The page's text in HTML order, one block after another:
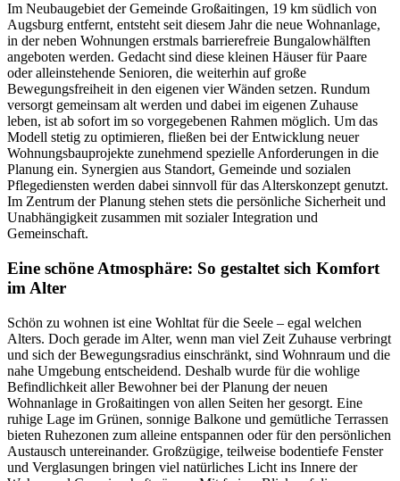
Im Neubaugebiet der Gemeinde Großaitingen, 19 km südlich von
Augsburg entfernt, entsteht seit diesem Jahr die neue Wohnanlage,
in der neben Wohnungen erstmals barrierefreie Bungalowhälften
angeboten werden. Gedacht sind diese kleinen Häuser für Paare
oder alleinstehende Senioren, die weiterhin auf große
Bewegungsfreiheit in den eigenen vier Wänden setzen. Rundum
versorgt gemeinsam alt werden und dabei im eigenen Zuhause
leben, ist ab sofort im so vorgegebenen Rahmen möglich. Um das
Modell stetig zu optimieren, fließen bei der Entwicklung neuer
Wohnungsbauprojekte zunehmend spezielle Anforderungen in die
Planung ein. Synergien aus Standort, Gemeinde und sozialen
Pflegediensten werden dabei sinnvoll für das Alterskonzept genutzt.
Im Zentrum der Planung stehen stets die persönliche Sicherheit und
Unabhängigkeit zusammen mit sozialer Integration und
Gemeinschaft.
Eine schöne Atmosphäre: So gestaltet sich Komfort
im Alter
Schön zu wohnen ist eine Wohltat für die Seele – egal welchen
Alters. Doch gerade im Alter, wenn man viel Zeit Zuhause verbringt
und sich der Bewegungsradius einschränkt, sind Wohnraum und die
nahe Umgebung entscheidend. Deshalb wurde für die wohlige
Befindlichkeit aller Bewohner bei der Planung der neuen
Wohnanlage in Großaitingen von allen Seiten her gesorgt. Eine
ruhige Lage im Grünen, sonnige Balkone und gemütliche Terrassen
bieten Ruhezonen zum alleine entspannen oder für den persönlichen
Austausch untereinander. Großzügige, teilweise bodentiefe Fenster
und Verglasungen bringen viel natürliches Licht ins Innere der